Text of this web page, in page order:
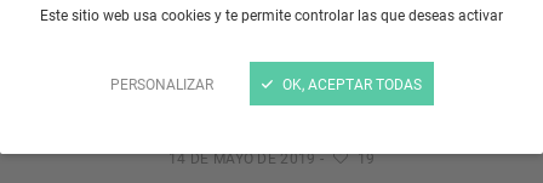
Este sitio web usa cookies y te permite controlar las que deseas activar
PERSONALIZAR OK, ACEPTAR TODAS
14 DE MAYO DE 2019- 19